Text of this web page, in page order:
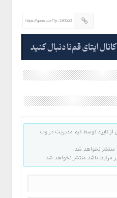
https://qomna.ir/?p=194550
تایید توسط تیم مدیریت در وب
منتشر نخواهد شد.
مرتبط باشد منتشر نخواهد شد.